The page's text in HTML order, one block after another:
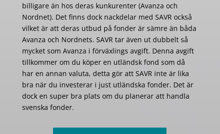
billigare än hos deras kunkurenter (Avanza och
Nordnet). Det finns dock nackdelar med SAVR också
vilket är att deras utbud på fonder är sämre än båda
Avanza och Nordnets. SAVR tar även ut dubbelt så
mycket som Avanza i förväxlings avgift. Denna avgift
tillkommer om du köper en utländsk fond som då
har en annan valuta, detta gör att SAVR inte är lika
bra när du investerar i just utländska fonder. Det är
dock en super bra plats om du planerar att handla
svenska fonder.